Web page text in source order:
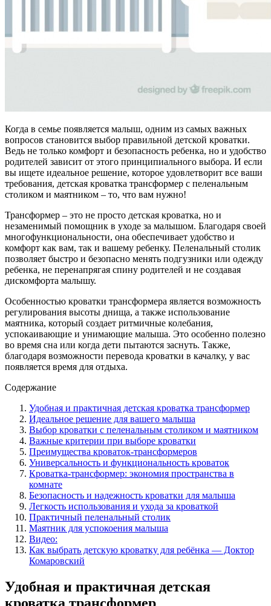
Когда в семье появляется малыш, одним из самых важных
вопросов становится выбор правильной детской кроватки.
Ведь не только комфорт и безопасность ребенка, но и удобство
родителей зависит от этого принципиального выбора. И если
вы ищете идеальное решение, которое удовлетворит все ваши
требования, детская кроватка трансформер с пеленальным
столиком и маятником – то, что вам нужно!
Трансформер – это не просто детская кроватка, но и
незаменимый помощник в уходе за малышом. Благодаря своей
многофункциональности, она обеспечивает удобство и
комфорт как вам, так и вашему ребенку. Пеленальный столик
позволяет быстро и безопасно менять подгузники или одежду
ребенка, не перенапрягая спину родителей и не создавая
дискомфорта малышу.
Особенностью кроватки трансформера является возможность
регулирования высоты днища, а также использование
маятника, который создает ритмичные колебания,
успокаивающие и унимающие малыша. Это особенно полезно
во время сна или когда дети пытаются заснуть. Также,
благодаря возможности перевода кроватки в качалку, у вас
появляется время для отдыха.
Содержание
Удобная и практичная детская кроватка трансформер
Идеальное решение для вашего малыша
Выбор кроватки с пеленальным столиком и маятником
Важные критерии при выборе кроватки
Преимущества кроваток-трансформеров
Универсальность и функциональность кроваток
Кроватка-трансформер: экономия пространства в
комнате
Безопасность и надежность кроватки для малыша
Легкость использования и ухода за кроваткой
Практичный пеленальный столик
Маятник для успокоения малыша
Видео:
Как выбрать детскую кроватку для ребёнка — Доктор
Комаровский
Удобная и практичная детская
кроватка трансформер